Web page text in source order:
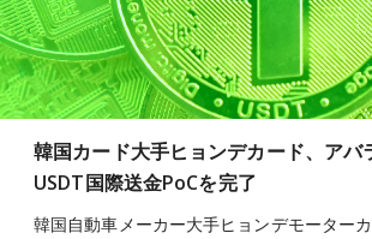
韓国カード大手ヒョンデカード、アバ
USDT国際送金PoCを完了
韓国自動車メーカー大手ヒョンデモーター